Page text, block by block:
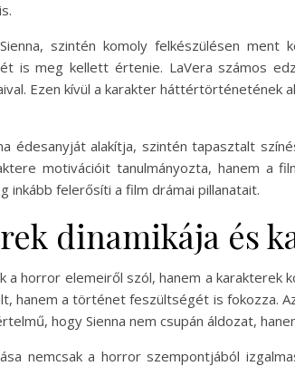
szintén komoly felkészülésen
is meg kellett értenie. LaVera számos
Ezen kívül a karakter háttértörténetének
édesanyját alakítja, szintén tapasztalt
motivációit tanulmányozta, hanem a
inkább felerősíti a film drámai pillanatait.
dinamikája és
a horror elemeiről szól, hanem a
hanem a történet feszültségét is fokozza.
hogy Sienna nem csupán áldozat,
nemcsak a horror szempontjából